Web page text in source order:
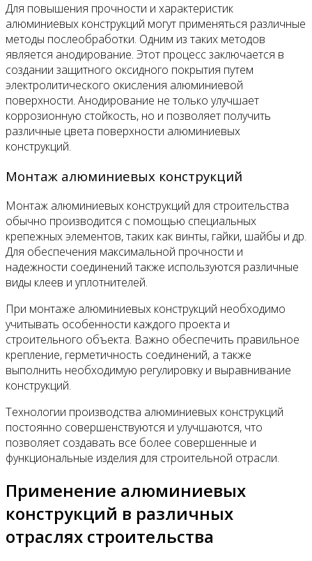
Для повышения прочности и характеристик
алюминиевых конструкций могут применяться различные
методы послеобработки. Одним из таких методов
является анодирование. Этот процесс заключается в
создании защитного оксидного покрытия путем
электролитического окисления алюминиевой
поверхности. Анодирование не только улучшает
коррозионную стойкость, но и позволяет получить
различные цвета поверхности алюминиевых
конструкций.
Монтаж алюминиевых конструкций
Монтаж алюминиевых конструкций для строительства
обычно производится с помощью специальных
крепежных элементов, таких как винты, гайки, шайбы и др.
Для обеспечения максимальной прочности и
надежности соединений также используются различные
виды клеев и уплотнителей.
При монтаже алюминиевых конструкций необходимо
учитывать особенности каждого проекта и
строительного объекта. Важно обеспечить правильное
крепление, герметичность соединений, а также
выполнить необходимую регулировку и выравнивание
конструкций.
Технологии производства алюминиевых конструкций
постоянно совершенствуются и улучшаются, что
позволяет создавать все более совершенные и
функциональные изделия для строительной отрасли.
Применение алюминиевых
конструкций в различных
отраслях строительства